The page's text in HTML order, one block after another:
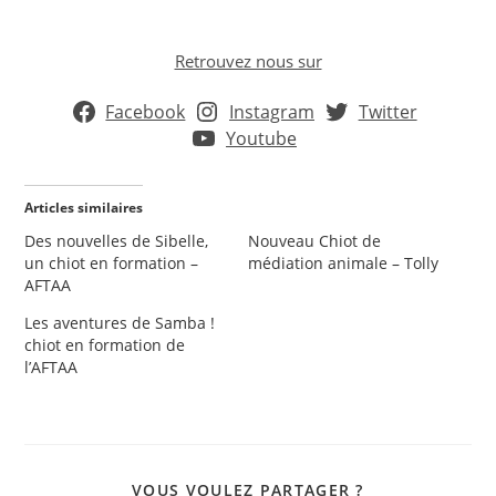
Retrouvez nous sur
Facebook Instagram
Twitter
Youtube
Articles similaires
Des nouvelles de Sibelle,
un chiot en formation –
AFTAA
Nouveau Chiot de
médiation animale – Tolly
Les aventures de Samba !
chiot en formation de
l’AFTAA
VOUS VOULEZ PARTAGER ?